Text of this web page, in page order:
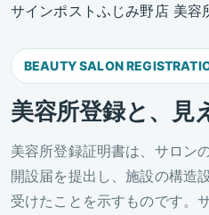
サインポストふじみ野店 美容
BEAUTY SALON
美容所登録と、見
美容所登録証明書は、サロン
開設届を提出し、施設の構造
受けたことを示すものです。